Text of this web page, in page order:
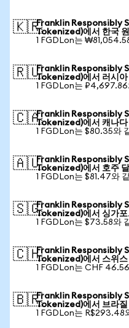
🇰🇷Franklin Responsibly
Tokenized)에서 한국
1 FGDLon는
🇷🇺Franklin Responsibly
Tokenized)에서 러시아
1 FGDLon는 ₽4,697.86
🇨🇦Franklin Responsibly
Tokenized)에서 캐나다
1 FGDLon는 $80.35와
🇦🇺Franklin Responsibly
Tokenized)에서 호주 달
1 FGDLon는 $81.47와
🇸🇬Franklin Responsibly
Tokenized)에서 싱가포
1 FGDLon는 $73.58와
🇨🇭Franklin Responsibly
Tokenized)에서 스위스
1 FGDLon는 CHF
🇧🇷Franklin Responsibly
Tokenized)에서 브라질
1 FGDLon는 R$293.48